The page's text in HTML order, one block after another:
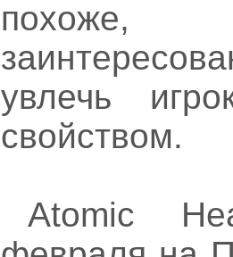
похоже,
увлечь
свойством.
Atomic